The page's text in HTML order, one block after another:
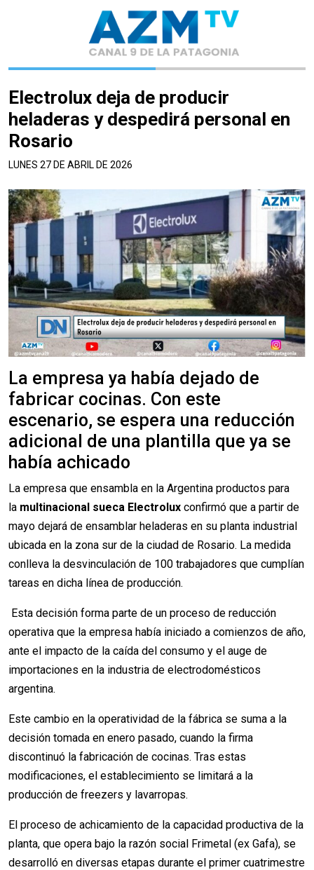
Electrolux deja de producir
heladeras y despedirá personal en
Rosario
LUNES 27 DE ABRIL DE 2026
La empresa ya había dejado de
fabricar cocinas. Con este
escenario, se espera una reducción
adicional de una plantilla que ya se
había achicado
La empresa que ensambla en la Argentina productos para
la multinacional sueca Electrolux confirmó que a partir de
mayo dejará de ensamblar heladeras en su planta industrial
ubicada en la zona sur de la ciudad de Rosario. La medida
conlleva la desvinculación de 100 trabajadores que cumplían
tareas en dicha línea de producción.
Esta decisión forma parte de un proceso de reducción
operativa que la empresa había iniciado a comienzos de año,
ante el impacto de la caída del consumo y el auge de
importaciones en la industria de electrodomésticos
argentina.
Este cambio en la operatividad de la fábrica se suma a la
decisión tomada en enero pasado, cuando la firma
discontinuó la fabricación de cocinas. Tras estas
modificaciones, el establecimiento se limitará a la
producción de freezers y lavarropas.
El proceso de achicamiento de la capacidad productiva de la
planta, que opera bajo la razón social Frimetal (ex Gafa), se
desarrolló en diversas etapas durante el primer cuatrimestre